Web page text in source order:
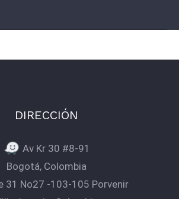
DIRECCIÓN
Av Kr 30 #8-91
Bogotá, Colombia
31 No27 -103-105 Porvenir